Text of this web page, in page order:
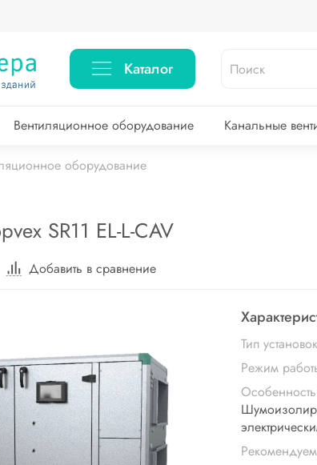
Каталог
Вентиляционное оборудование Канальные
оборудование
SR11 EL-L-CAV
Добавить в сравнение
Тип
Режим